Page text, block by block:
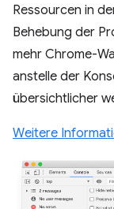
Ressourcen in
Behebung der
mehr Chrome-
anstelle der
übersichtlicher
Weitere